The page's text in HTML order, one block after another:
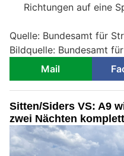
Richtungen auf eine
Quelle: Bundesamt für
Bildquelle: Bundesamt
Mail
Sitten/Siders VS: A9
zwei Nächten